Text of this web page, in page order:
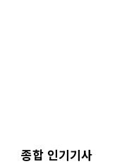
종합 인기기사